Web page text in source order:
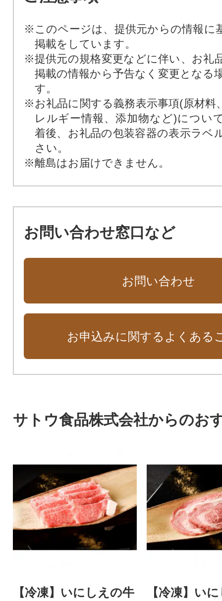
※このページは、提供元からの情報に
掲載をしています。
※提供元の規格変更などに伴い、お礼
掲載の情報から予告なく変更となる
す。
※お礼品に関する義務表示事項(原材料
レルギー情報、添加物など)につい
着後、お礼品の包装容器の表示ラベ
さい。
※離島はお届けできません。
お問い合わせ窓口など
お問い合わせ
お申込みに関するよくある
サトウ食品株式会社からのお
【冷凍】いにしえの牛
【冷凍】い